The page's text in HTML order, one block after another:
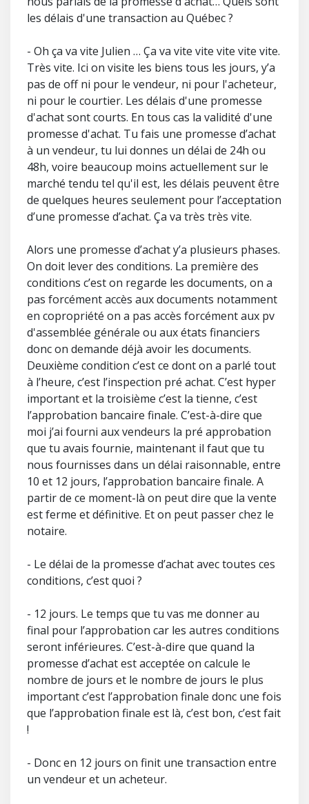
les délais d'une transaction au Québec ?
- Oh ça va vite Julien … Ça va vite vite vite vite vite.
Très vite. Ici on visite les biens tous les jours, y’a
pas de off ni pour le vendeur, ni pour l'acheteur,
ni pour le courtier. Les délais d'une promesse
d'achat sont courts. En tous cas la validité d'une
promesse d'achat. Tu fais une promesse d’achat
à un vendeur, tu lui donnes un délai de 24h ou
48h, voire beaucoup moins actuellement sur le
marché tendu tel qu'il est, les délais peuvent être
de quelques heures seulement pour l’acceptation
d’une promesse d’achat. Ça va très très vite.
Alors une promesse d’achat y’a plusieurs phases.
On doit lever des conditions. La première des
conditions c’est on regarde les documents, on a
pas forcément accès aux documents notamment
en copropriété on a pas accès forcément aux pv
d'assemblée générale ou aux états financiers
donc on demande déjà avoir les documents.
Deuxième condition c’est ce dont on a parlé tout
à l’heure, c’est l’inspection pré achat. C’est hyper
important et la troisième c’est la tienne, c’est
l’approbation bancaire finale. C’est-à-dire que
moi j’ai fourni aux vendeurs la pré approbation
que tu avais fournie, maintenant il faut que tu
nous fournisses dans un délai raisonnable, entre
10 et 12 jours, l’approbation bancaire finale. A
partir de ce moment-là on peut dire que la vente
est ferme et définitive. Et on peut passer chez le
notaire.
- Le délai de la promesse d’achat avec toutes ces
conditions, c’est quoi ?
- 12 jours. Le temps que tu vas me donner au
final pour l’approbation car les autres conditions
seront inférieures. C’est-à-dire que quand la
promesse d’achat est acceptée on calcule le
nombre de jours et le nombre de jours le plus
important c’est l’approbation finale donc une fois
que l’approbation finale est là, c’est bon, c’est fait
!
- Donc en 12 jours on finit une transaction entre
un vendeur et un acheteur.